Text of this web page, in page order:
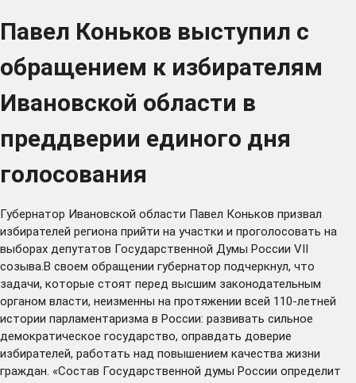
Павел Коньков выступил с
обращением к избирателям
Ивановской области в
преддверии единого дня
голосования
Губернатор Ивановской области Павел Коньков призвал
избирателей региона прийти на участки и проголосовать на
выборах депутатов Государственной Думы России VII
созыва.В своем обращении губернатор подчеркнул, что
задачи, которые стоят перед высшим законодательным
органом власти, неизменны на протяжении всей 110-летней
истории парламентаризма в России: развивать сильное
демократическое государство, оправдать доверие
избирателей, работать над повышением качества жизни
граждан. «Состав Государственной думы России определит